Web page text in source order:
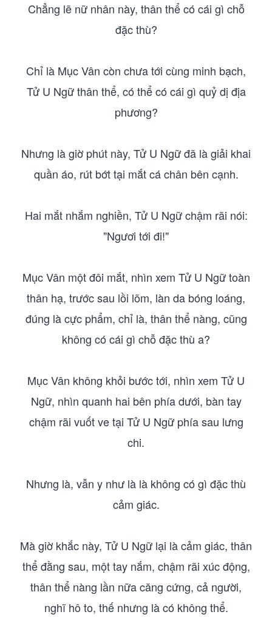
Chẳng lẽ nữ nhân này, thân thể có cái gì chỗ
đặc thù?
Chỉ là Mục Vân còn chưa tới cùng minh bạch,
Tử U Ngữ thân thể, có thể có cái gì quỷ dị địa
phương?
Nhưng là giờ phút này, Tử U Ngữ đã là giải khai
quần áo, rút bớt tại mắt cá chân bên cạnh.
Hai mắt nhắm nghiền, Tử U Ngữ chậm rãi nói:
"Ngươi tới đi!"
Mục Vân một đôi mắt, nhìn xem Tử U Ngữ toàn
thân hạ, trước sau lồi lõm, làn da bóng loáng,
đúng là cực phẩm, chỉ là, thân thể nàng, cũng
không có cái gì chỗ đặc thù a?
Mục Vân không khỏi bước tới, nhìn xem Tử U
Ngữ, nhìn quanh hai bên phía dưới, bàn tay
chậm rãi vuốt ve tại Tử U Ngữ phía sau lưng
chi.
Nhưng là, vẫn y như là là không có gì đặc thù
cảm giác.
Mà giờ khắc này, Tử U Ngữ lại là cảm giác, thân
thể đằng sau, một tay nắm, chậm rãi xúc động,
thân thể nàng lần nữa căng cứng, cả người,
nghĩ hô to, thế nhưng là có không thể.